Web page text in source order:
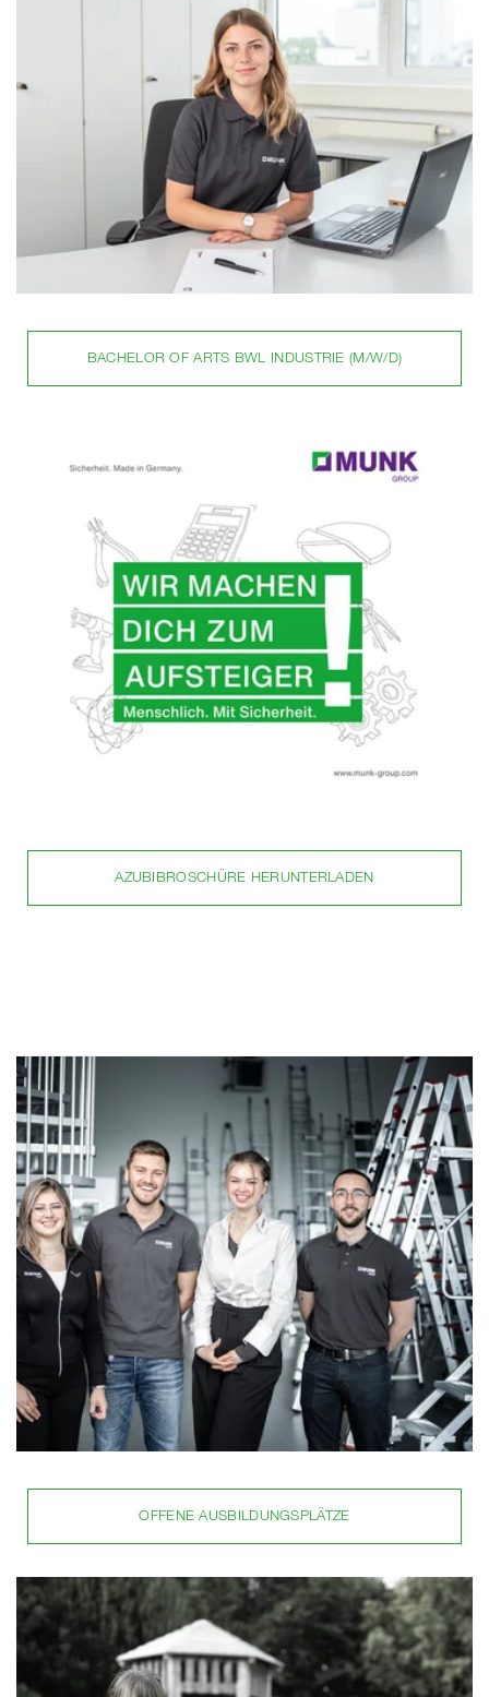
BACHELOR OF ARTS BWL INDUSTRIE (M/W/D)
AZUBIBROSCHÜRE HERUNTERLADEN
OFFENE AUSBILDUNGSPLÄTZE